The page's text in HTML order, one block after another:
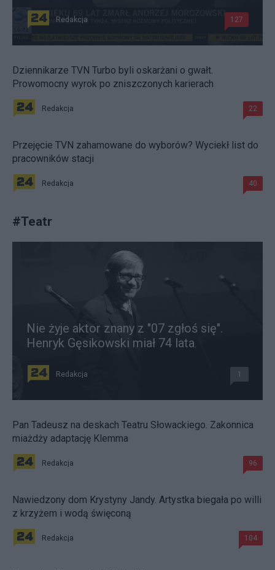
Redakcja 127
Dziennikarze TVN Turbo byli oskarżani o gwałt.
Prowomocny wyrok po zniszczonych karierach
Redakcja 22
Przejęcie TVN zahamowane do wyborów? Wyciekł list do
pracowników stacji
Redakcja 40
#Teatr
Nie żyje aktor znany z "07 zgłoś się".
Henryk Gęsikowski miał 74 lata
Redakcja 1
Pan Tadeusz na deskach Teatru Słowackiego. Zakonnica
miażdży adaptację Klemma
Redakcja 96
Nawiedzony dom Krystyny Jandy. Artystka biegała po willi
z krzyżem i wodą święconą
Redakcja 104